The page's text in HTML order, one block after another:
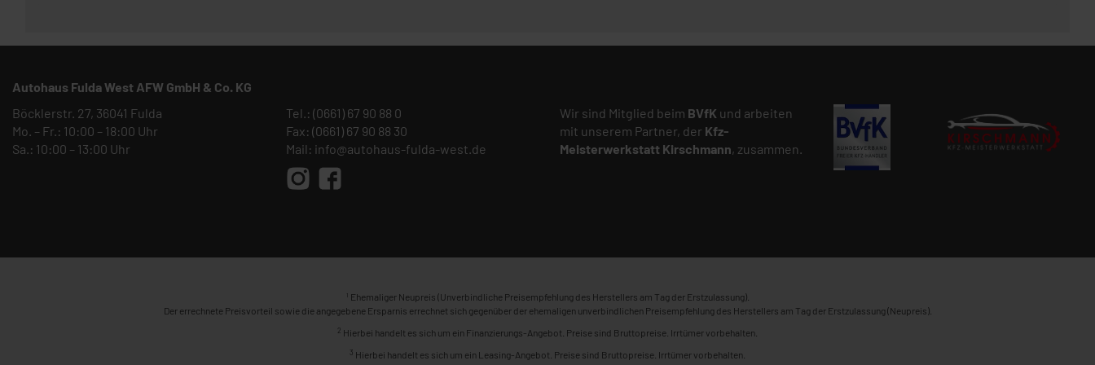
Autohaus Fulda West AFW GmbH & Co. KG
Böcklerstr. 27, 36041 Fulda
Mo. – Fr.: 10:00 – 18:00 Uhr
Sa.: 10:00 – 13:00 Uhr
Tel.: (0661) 67 90 88 0
Fax: (0661) 67 90 88 30
Mail: info@autohaus-fulda-west.de
Wir sind Mitglied beim BVfK und arbeiten
mit unserem Partner, der Kfz-
Meisterwerkstatt Kirschmann, zusammen.
1 Ehemaliger Neupreis (Unverbindliche Preisempfehlung des Herstellers am Tag der Erstzulassung).
Der errechnete Preisvorteil sowie die angegebene Ersparnis errechnet sich gegenüber der ehemaligen unverbindlichen Preisempfehlung des Herstellers am Tag der Erstzulassung (Neupreis).
2 Hierbei handelt es sich um ein Finanzierungs-Angebot. Preise sind Bruttopreise. Irrtümer vorbehalten.
3 Hierbei handelt es sich um ein Leasing-Angebot. Preise sind Bruttopreise. Irrtümer vorbehalten.